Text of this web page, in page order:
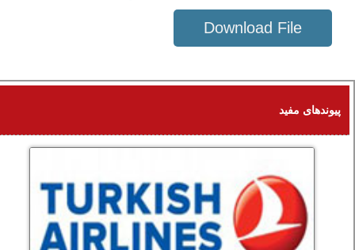
Download File
پیوندهای مفید